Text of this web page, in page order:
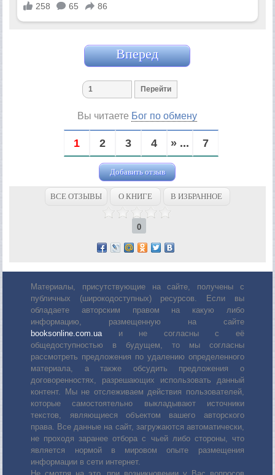
Вперед
Вы читаете Бог по обмену
1 2 3 4 » ... 7
Добавить отзыв
ВСЕ ОТЗЫВЫ О КНИГЕ В ИЗБРАННОЕ
0
Материалы, присутствующие на сайте, получены с
публичных (широкодоступных) ресурсов. Если вы
обладаете авторским правом на какую либо
информацию, размещенную на сайте
booksonline.com.ua и не согласны с её
общедоступностью в будущем, то мы согласны
рассмотреть предложения по удалению определенного
материала, а также обсудить предложения о
договоренностях, разрешающих использовать данный
контент. Мы не отслеживаем действия пользователей,
которые самостоятельно выкладывают источники
текстов, являющиеся объектом вашего авторского
права. Все данные на сайт, загружаются автоматически,
не проходя заранее отбора с чьей либо стороны, что
является нормой в мировом опыте размещения
информации в сети интернет.
Не смотря на это, при возникновении у Вас вопросов